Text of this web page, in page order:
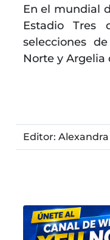
En el mundial
Estadio Tres
selecciones
Norte y Argelia
Editor: